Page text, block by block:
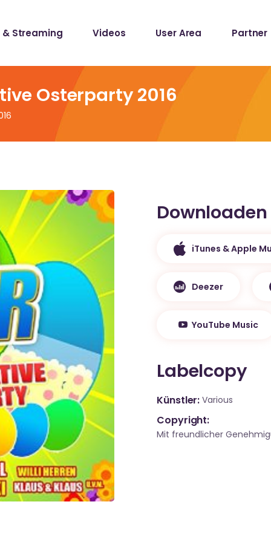
& Streaming Videos User Area Partner
Osterparty 2016
iTunes & Apple
Deezer
YouTube Music
Labelcopy
Künstler Various
Copyright:
Mit freundlicher